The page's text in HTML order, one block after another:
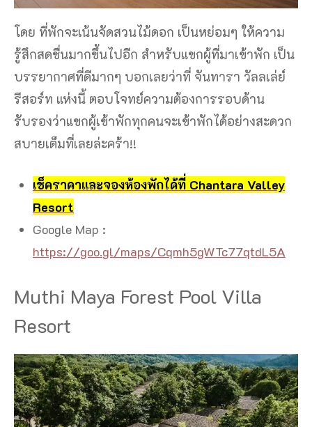
โดย ที่พักจะเน้นจัดสวนไม้ดอก เป็นหย่อมๆ ให้ความ
รู้สึกสดชื่นมากขึ้นไปอีก สำหรับแขกผู้ที่มาเข้าพัก เป็น
บรรยากาศที่ดีมากๆ บอกเลยว่าที่ จันทารา วัลลเล่ย์
รีสอร์ท แห่งนี้ ตอบโจทย์ความต้องการรอบด้าน
รับรองว่าแขกผู้เข้าพักทุกคนจะเข้าพักได้อย่างสะดวก
สบายเต็มที่เลยล่ะคร้า!!
เช็คราคาและจองห้องพักได้ที่ Chantara Valley
Resort
Google Map :
https://goo.gl/maps/Cqmh5gWTc77qtdL5A
Muthi Maya Forest Pool Villa
Resort